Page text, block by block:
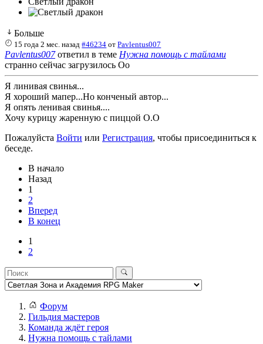
Больше
15 года 2 мес. назад #46234 отPavlentus007
Pavlentus007ответил в теме Нужна помощь с тайлами
странно сейчас загрузилось Оо
Я линивая свинья...
Я хороший мапер...Но конченый автор...
Я опять ленивая свинья....
Хочу курицу жаренную с пиццой О.О
Пожалуйста Войти или Регистрация, чтобы присоединиться к
беседе.
В начало
Назад
1
2
Вперед
В конец
1
2
Форум
Гильдия мастеров
Команда ждёт героя
Нужна помощь с тайлами